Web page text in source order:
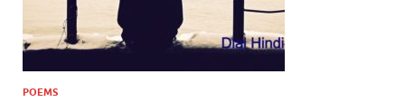
POEMS